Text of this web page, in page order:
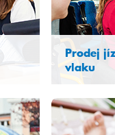
Prodej
vlaku